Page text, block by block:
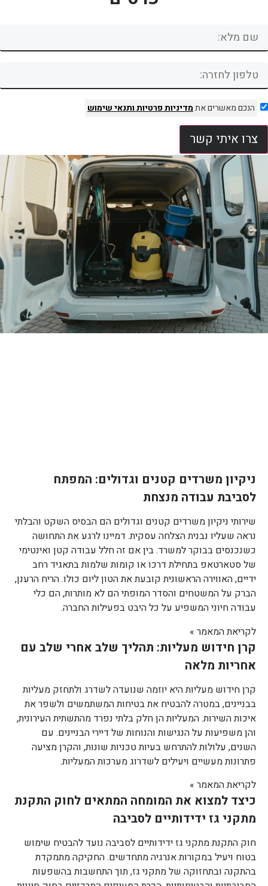
הנכם מאשרים אתמדיניות פרטיותותנאי שימוש
צרו איתי קשר
ניקיון משרדים קטנים וגדולים: המפתח
לסביבת עבודה מנצחת
שירותי ניקיון משרדים קטנים וגדולים הם הבסיס השקט והבלתי
נראה שעליו נבנית הצלחה עסקית. דמיינו לרגע את התחושה
כשנכנסים בבוקר למשרד. בין אם זה חלל עבודה קטן ואינטימי
של סטארטאפ בתחילת דרכו או קומות שלמות בתאגיד רחב
ידיים, האווירה הראשונית קובעת את הטון ליום כולו. הריח הרענן,
הברק על המשטחים והסדר המופתי הם לא מותרות, הם כלי
עבודה חיוני המשפיע על כל היבט בפעילות החברה.
לקריאת המאמר »
קרן חידוש מעליות: תהליך שלב אחרי שלב עם
אחריות מלאה
קרן חידוש מעליות היא יוזמה שנועדה לשדרג ולתחזק מעליות
בבניינים, במטרה להבטיח את בטיחות המשתמשים ולשפר את
איכות השירות. המעליות הן חלק בלתי נפרד מהתשתית העירונית,
והן משפיעות על הנגישות והנוחות של דיירי הבניינים. עם
השנים, עלולות להתרחש בעיות טכניות שונות, והקרן מציעה
פתרונות מעשיים ויעילים לשדרוג מערכות המעליות.
לקריאת המאמר »
כיצד למצוא את המומחה המתאים לחוק התקנת
מתקני גז ידידותיים לסביבה
חוק התקנת מתקני גז ידידותיים לסביבה נועד להבטיח שימוש
בטוח ויעיל במקורות אנרגיה מתחדשים. החקיקה מתמקדת
בהתקנה ובתחזוקה של מתקני גז, תוך התחשבות בהשפעות